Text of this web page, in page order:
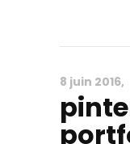
8 juin 2016